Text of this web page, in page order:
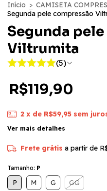
Início > CAMISETA
Segunda pele compressão
Segunda
Viltrumita
(5)
R$119,90
2 x de R$59,95 sem
Ver mais detalhes
Frete grátis a partir de
Tamanho: P
P M G GG